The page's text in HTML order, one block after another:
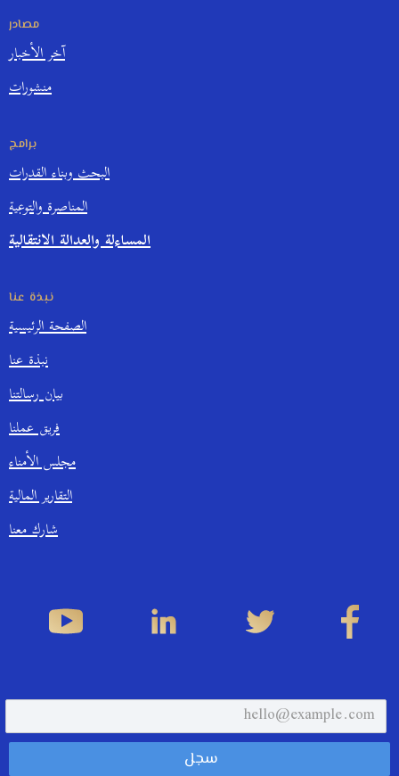
مصادر
آخر الأخبار
منشورات
برامج
البحث وبناء القدرات
المناصرة والتوعية
المساءلة والعدالة الانتقالية
نبذة عنا
الصفحة الرئيسية
نبذة عنا
بيان رسالتنا
فريق عملنا
مجلس الأمناء
التقارير المالية
شارك معنا